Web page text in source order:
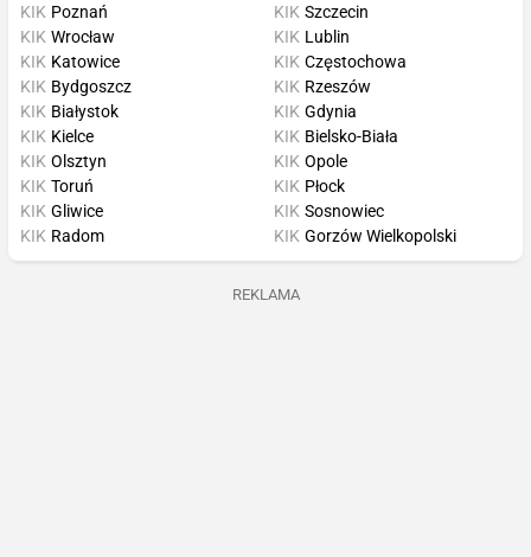
KIK Poznań
KIK Wrocław
KIK Szczecin
KIK Lublin
KIK Katowice
KIK Bydgoszcz
KIK Białystok
KIK Kielce
KIK Częstochowa
KIK Rzeszów
KIK Gdynia
KIK Bielsko-Biała
KIK Olsztyn
KIK Toruń
KIK Gliwice
KIK Radom
KIK Opole
KIK Płock
KIK Sosnowiec
KIK Gorzów Wielkopolski
REKLAMA